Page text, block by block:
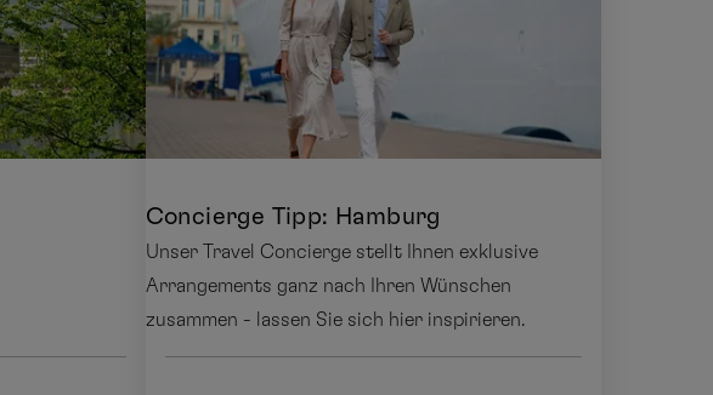
Concierge Tipp: Hamburg
Unser Travel Concierge stellt Ihnen exklusive
Arrangements ganz nach Ihren Wünschen
zusammen - lassen Sie sich hier inspirieren.